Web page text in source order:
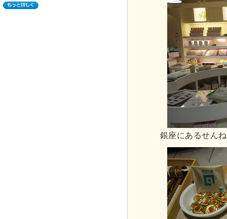
銀座にあるせん